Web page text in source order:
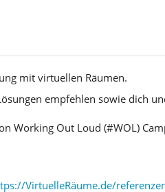
mit virtuellen Räumen.
empfehlen sowie dich
Working Out Loud (#WOL)
VirtuelleRäume.de/